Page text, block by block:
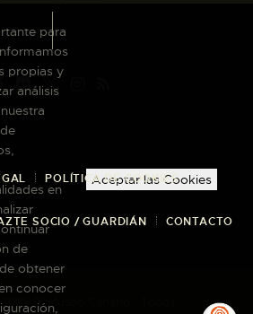
POLÍTICA DE COOKIES
SOCIO / GUARDIÁN CONTACTO
El Museo Canario · Todos
para
propias y
análisis
en
de
obtener
conocer
Aceptar las Cookies